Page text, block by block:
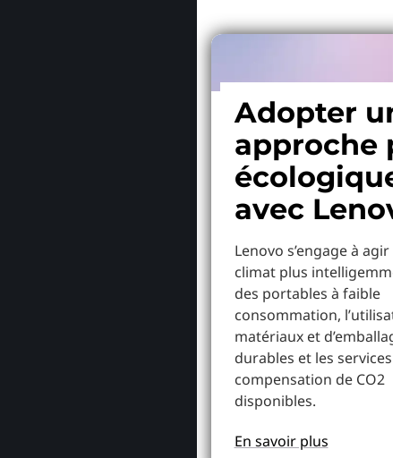
Adopter
approche
écologique
avec
Lenovo s’engage à agir
climat plus
des portables à faible
consommation,
matériaux et
durables et les services
compensation de CO2
disponibles.
En savoir plus